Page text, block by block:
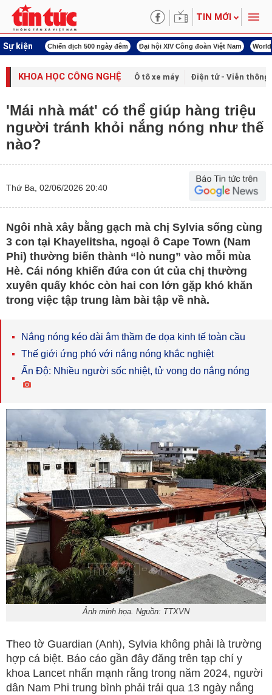
TIN MỚI
Sự kiện
500 ngày đêm Đại hội XIV Công đoàn Việt Nam World Cup 2026 Kỳ họp
KHOA HỌC CÔNG NGHỆ Ô tô xe máy Điện tử - Viễn thông
'Mái nhà mát' có thể giúp hàng triệu
người tránh khỏi nắng nóng như thế
nào?
Thứ Ba, 02/06/2026 20:40
Ngôi nhà xây bằng gạch mà chị Sylvia sống cùng
3 con tại Khayelitsha, ngoại ô Cape Town (Nam
Phi) thường biến thành “lò nung” vào mỗi mùa
Hè. Cái nóng khiến đứa con út của chị thường
xuyên quấy khóc còn hai con lớn gặp khó khăn
trong việc tập trung làm bài tập về nhà.
Nắng nóng kéo dài âm thầm đe dọa kinh tế toàn cầu
Thế giới ứng phó với nắng nóng khắc nghiệt
Ấn Độ: Nhiều người sốc nhiệt, tử vong do nắng nóng
Ảnh minh họa. Nguồn: TTXVN
Theo tờ Guardian (Anh), Sylvia không phải là trường
hợp cá biệt. Báo cáo gần đây đăng trên tạp chí y
khoa Lancet nhấn mạnh rằng trong năm 2024, người
dân Nam Phi trung bình phải trải qua 13 ngày nắng